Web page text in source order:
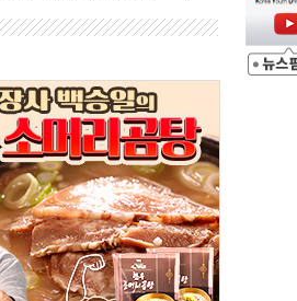
명 실종
진 채 발견
서 신경전 고조
"졸속 국정"
높은 물결
가동
폐